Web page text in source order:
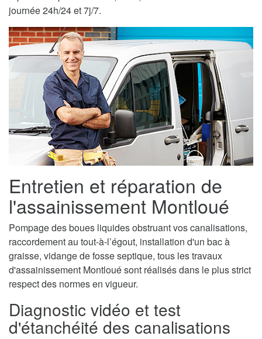
journée 24h/24 et 7j/7.
Entretien et réparation de
l'assainissement Montloué
Pompage des boues liquides obstruant vos canalisations,
raccordement au tout-à-l’égout, installation d'un bac à
graisse, vidange de fosse septique, tous les travaux
d'assainissement Montloué sont réalisés dans le plus strict
respect des normes en vigueur.
Diagnostic vidéo et test
d'étanchéité des canalisations